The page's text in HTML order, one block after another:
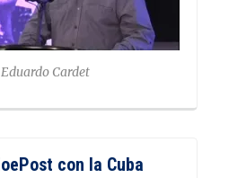
Eduardo Cardet
con la Cuba